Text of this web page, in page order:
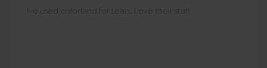
Ive used colorland for tears. Love their stuff